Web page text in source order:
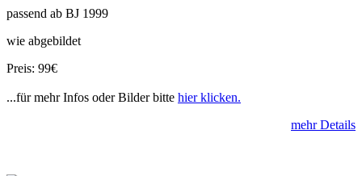
passend ab BJ 1999
wie abgebildet
Preis: 99€
...für mehr Infos oder Bilder bitte hier klicken.
mehr Details